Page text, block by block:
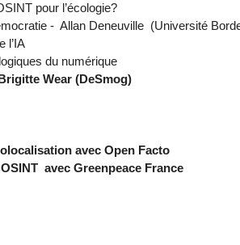
pour l’écologie?
- Allan Deneuville (Université
l’IA
du numérique
Wear (DeSmog)
avec Open Facto
avec Greenpeace France